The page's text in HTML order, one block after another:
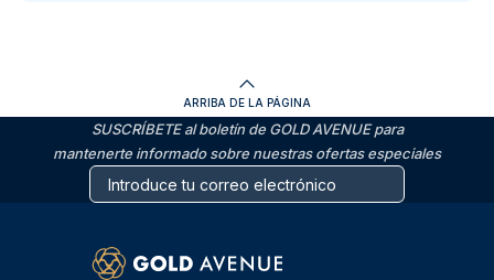
ARRIBA DE LA PÁGINA
SUSCRÍBETE al boletín de GOLD AVENUE para
mantenerte informado sobre nuestras ofertas especiales